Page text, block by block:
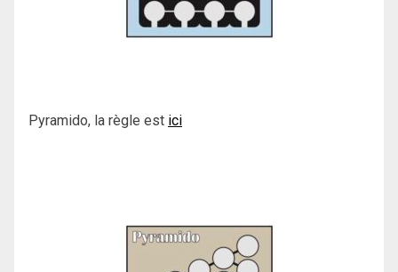
Pyramido, la règle est ici